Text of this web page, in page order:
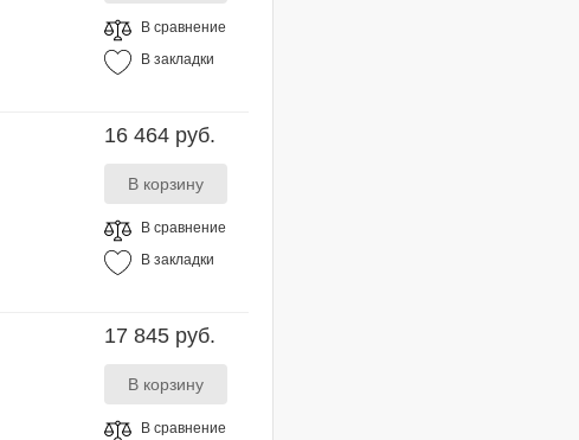
В сравнение
В закладки
16 464 руб.
В сравнение
В закладки
17 845 руб.
В сравнение